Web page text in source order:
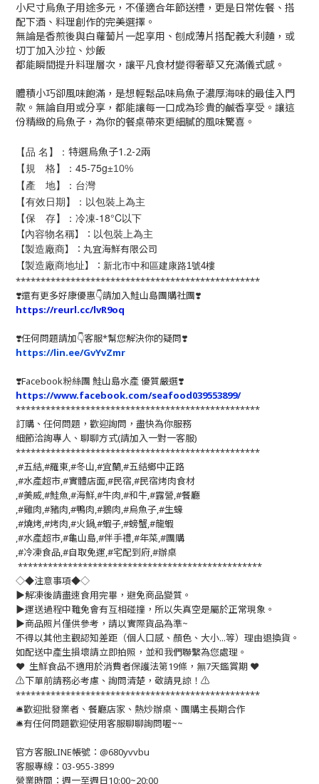
小尺寸烏魚子用途多元，不僅適合年節送禮，更是日常佐餐、搭
配下酒、料理創作的完美選擇。
無論是香煎後與白蘿蔔片一起享用、刨成薄片搭配義大利麵，或
切丁加入沙拉、炒飯
都能瞬間提升料理層次，讓平凡食材變得奢華又充滿儀式感。
體積小巧卻風味飽滿，是想輕鬆品味烏魚子濃厚海味的最佳入門
款。無論自用或分享，都能讓每一口成為珍貴的鹹香享受。讓這
份精緻的烏魚子，為你的餐桌帶來更細膩的風味驚喜。
【品 名】： 特選烏魚子1.2-2兩
【規 格】：45-75g±10%
【產 地】：台灣
【有效日期】：以包裝上為主
【保 存】：冷凍-18°C以下
【內容物名稱】： 以包裝上為主
【製造廠商】
：丸宜海鮮有限公司
【製造廠商地址】： 新北市中和區建康路1號4樓
*************************************************
❣️還有更多好康優惠👇請加入鮭山島團購社團❣️
https://reurl.cc/lvR9oq
❣️任何問題請加👇客服*幫您解決你的疑問❣️
https://lin.ee/GvYvZmr
❣️Facebook粉絲團 鮭山島水產 優質嚴選❣️
https://www.facebook.com/seafood039553899/
*************************************************
訂購、任何問題，歡迎詢問，盡快為你服務
細節洽詢專人、聊聊方式(請加入一對一客服)
*************************************************
,#五結,#羅東,#冬山,#宜蘭,#五結鄉中正路
,#水產超市,#實體店面,#民宿,#民宿烤肉食材
,#美威,#鮭魚,#海鮮,#牛肉,#和牛,#露營,#餐廳
,#雞肉,#豬肉,#鴨肉,#鵝肉,#烏魚子,#生蠔
,#燒烤,#烤肉,#火鍋,#蝦子,#螃蟹,#龍蝦
,#水產超市,#龜山島,#伴手禮,#年菜,#團購
,#冷凍食品,#自取免運,#宅配到府,#辦桌
*************************************************
◇◆注意事項◆◇
▶️解凍後請盡速食用完畢，避免商品變質。
▶️運送過程中難免會有互相碰撞，所以失真空是屬於正常現象。
▶️商品照片僅供參考，請以實際貨品為準~
不得以其他主觀認知差距（個人口感、顏色、大小...等）理由退換貨。
如配送中產生損壞請立即拍照，並和我們聯繫為您處理。
❤️ 生鮮食品不適用於消費者保護法第19條，無7天鑑賞期 ❤️
⚠️下單前請務必考慮、詢問清楚，敬請見諒！⚠️
*************************************************
🛎歡迎批發業者、餐廳店家、熱炒辦桌、團購主長期合作
🛎有任何問題歡迎使用客服聊聊詢問喔~~
官方客服LINE帳號：@680yvvbu
客服專線：03-955-3899
營業時間：週一至週日10:00~20:00